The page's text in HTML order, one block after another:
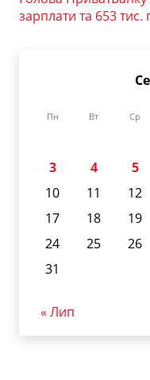
зарплати та 653
Пн Вт Ср
3
4 5
10
11 12
17
18 19
24
25 26
31
« Лип